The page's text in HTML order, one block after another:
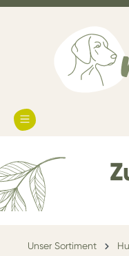
Unser Sortiment